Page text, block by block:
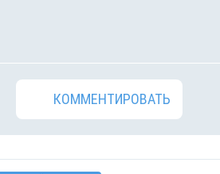
КОММЕНТИРОВАТЬ